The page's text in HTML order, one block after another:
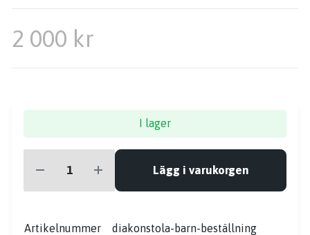
2 000 kr
I lager
Lägg i varukorgen
Artikelnummer diakonstola-barn-beställning